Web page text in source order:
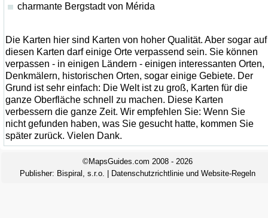
charmante Bergstadt von Mérida
Die Karten hier sind Karten von hoher Qualität. Aber sogar auf
diesen Karten darf einige Orte verpassend sein. Sie können
verpassen - in einigen Ländern - einigen interessanten Orten,
Denkmälern, historischen Orten, sogar einige Gebiete. Der
Grund ist sehr einfach: Die Welt ist zu groß, Karten für die
ganze Oberfläche schnell zu machen. Diese Karten
verbessern die ganze Zeit. Wir empfehlen Sie: Wenn Sie
nicht gefunden haben, was Sie gesucht hatte, kommen Sie
später zurück. Vielen Dank.
©MapsGuides.com 2008 - 2026
Publisher: Bispiral, s.r.o. Datenschutzrichtlinie und Website-Regeln